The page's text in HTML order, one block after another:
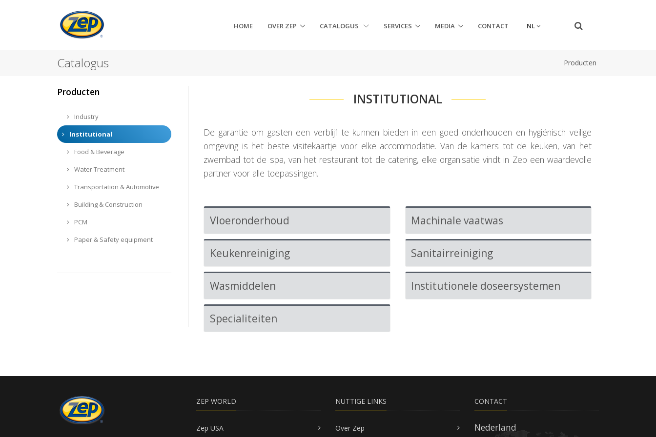
HOME OVER ZEP CATALOGUS SERVICES MEDIA CONTACT NL
Catalogus Producten
INSTITUTIONAL
De garantie om gasten een verblijf te kunnen bieden in een goed onderhouden en hygiënisch veilige
omgeving is het beste visitekaartje voor elke accommodatie. Van de kamers tot de keuken, van het
zwembad tot de spa, van het restaurant tot de catering, elke organisatie vindt in Zep een waardevolle
partner voor alle toepassingen.
Vloeronderhoud Machinale vaatwas
Keukenreiniging Sanitairreiniging
Wasmiddelen Institutionele doseersystemen
Specialiteiten
Producten
Industry
Institutional
Food & Beverage
Water Treatment
Transportation & Automotive
Building & Construction
PCM
Paper & Safety equipment
ZEP WORLD
Zep USA
NUTTIGE LINKS
Over Zep
CONTACT
Nederland